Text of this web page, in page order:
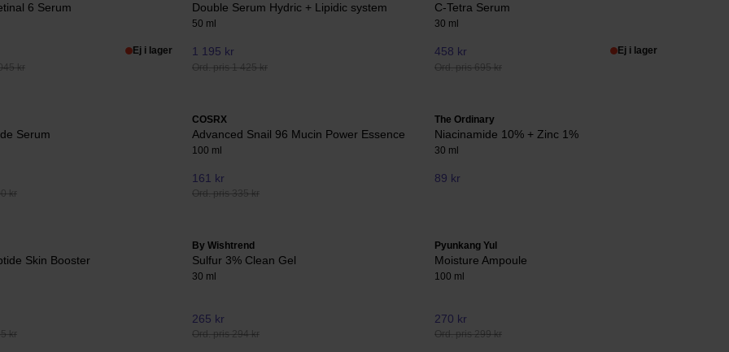
6 Serum
kr
Ej i lager
Double Serum Hydric + Lipidic system
50 ml
1 195 kr
Ord. pris 1 425 kr
C-Tetra Serum
30 ml
458 kr
Ord. pris 695 kr
Ej i lager
Serum
kr
COSRX
Advanced Snail 96 Mucin Power Essence
100 ml
161 kr
Ord. pris 335 kr
The Ordinary
Niacinamide 10% + Zinc 1%
30 ml
89 kr
Skin Booster
kr
By Wishtrend
Sulfur 3% Clean Gel
30 ml
265 kr
Ord. pris 294 kr
Pyunkang Yul
Moisture Ampoule
100 ml
270 kr
Ord. pris 299 kr